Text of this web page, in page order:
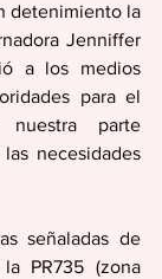
detenimiento la
Jenniffer
a los medios
para el
parte
necesidades
señaladas de
PR735 (zona